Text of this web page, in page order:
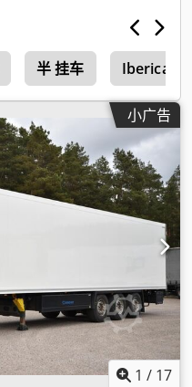
半 挂车 Iberica
小广告
1 / 17